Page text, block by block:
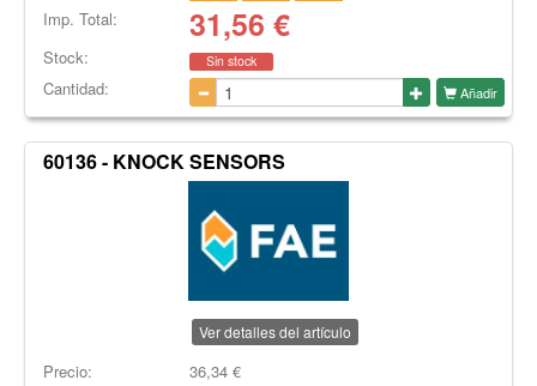
Imp. Total: 31,56 €
Stock: Sin stock
Cantidad: Añadir
60136 - KNOCK SENSORS
Ver detalles del artículo
Precio: 36,34€